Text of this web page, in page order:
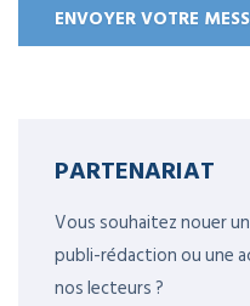
PARTENARIAT
Vous souhaitez nouer
publi-rédaction ou une
nos lecteurs ?